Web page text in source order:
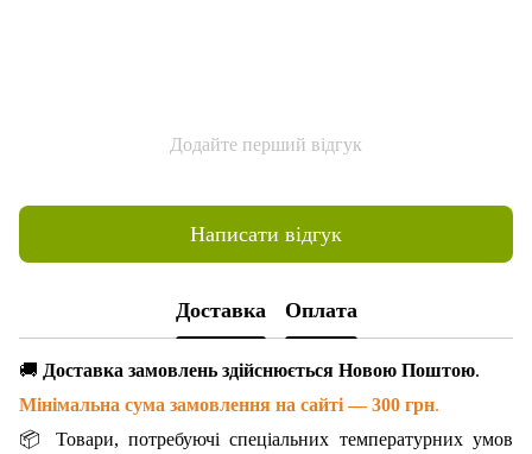
Додайте перший відгук
Написати відгук
Доставка Оплата
🚚 Доставка замовлень здійснюється Новою Поштою.
Мінімальна сума замовлення на сайті — 300 грн.
📦 Товари, потребуючі спеціальних температурних умов